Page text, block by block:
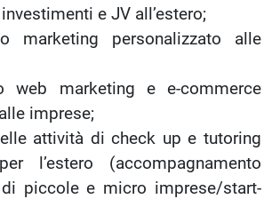
e JV all’estero;
personalizzato alle
marketing e e-commerce
imprese;
attività di check up e tutoring
l’estero (accompagnamento
di piccole e micro imprese/start-